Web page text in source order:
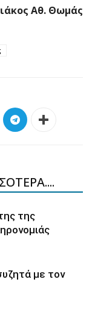
Αθ. Θωμάς
της
με τον